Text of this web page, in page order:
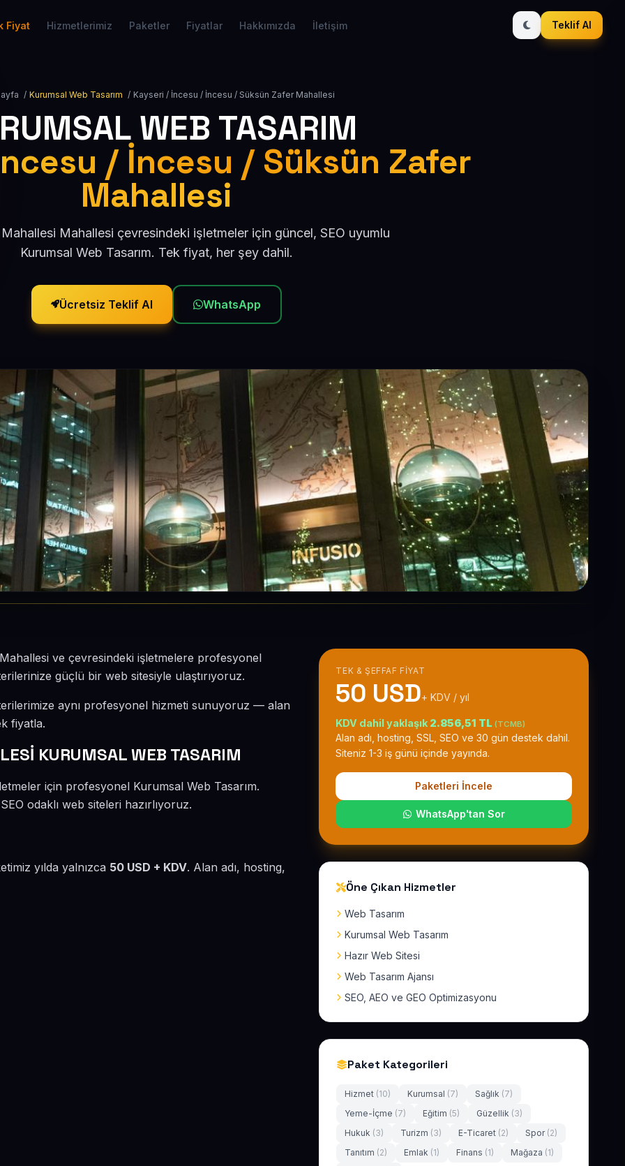
Fiyat Hizmetlerimiz Paketler Fiyatlar Hakkımızda İletişim Teklif Al
/ Kurumsal Web Tasarım / Kayseri / İncesu / İncesu / Süksün Zafer Mahallesi
WEB TASARIM
/ İncesu / Süksün Zafer
Mahallesi
Mahallesi çevresindeki işletmeler için güncel, SEO uyumlu
Kurumsal Web Tasarım. Tek fiyat, her şey dahil.
Ücretsiz Teklif Al WhatsApp
ve çevresindeki işletmelere profesyonel
güçlü bir web sitesiyle ulaştırıyoruz.
aynı profesyonel hizmeti sunuyoruz — alan
fiyatla.
KURUMSAL WEB TASARIM
için profesyonel Kurumsal Web Tasarım.
odaklı web siteleri hazırlıyoruz.
yılda yalnızca 50 USD + KDV. Alan adı, hosting,
TEK & ŞEFFAF FIYAT
50 USD+ KDV / yıl
KDV dahil yaklaşık 2.856,51 TL (TCMB)
Alan adı, hosting, SSL, SEO ve 30 gün destek dahil.
Siteniz 1-3 iş günü içinde yayında.
Paketleri İncele
WhatsApp'tan Sor
Öne Çıkan Hizmetler
Web Tasarım
Kurumsal Web Tasarım
Hazır Web Sitesi
Web Tasarım Ajansı
SEO, AEO ve GEO Optimizasyonu
Paket Kategorileri
Hizmet (10) Kurumsal (7) Sağlık (7)
Yeme-İçme (7) Eğitim (5) Güzellik (3)
Hukuk (3) Turizm (3) E-Ticaret (2) Spor (2)
Tanıtım (2) Emlak (1) Finans (1) Mağaza (1)